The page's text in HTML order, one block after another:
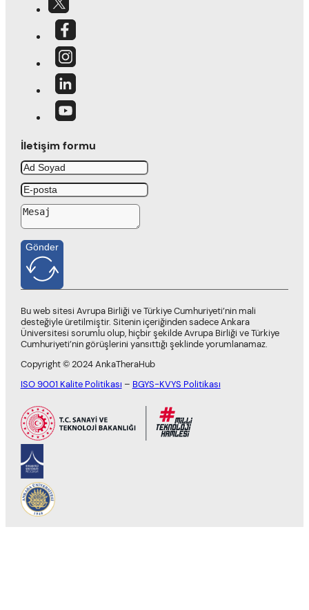
İletişim formu
Gönder
Bu web sitesi Avrupa Birliği ve Türkiye Cumhuriyeti’nin mali
desteğiyle üretilmiştir. Sitenin içeriğinden sadece Ankara
Üniversitesi sorumlu olup, hiçbir şekilde Avrupa Birliği ve Türkiye
Cumhuriyeti’nin görüşlerini yansıttığı şeklinde yorumlanamaz.
Copyright © 2024 AnkaTheraHub
ISO 9001 Kalite Politikası – BGYS-KVYS Politikası